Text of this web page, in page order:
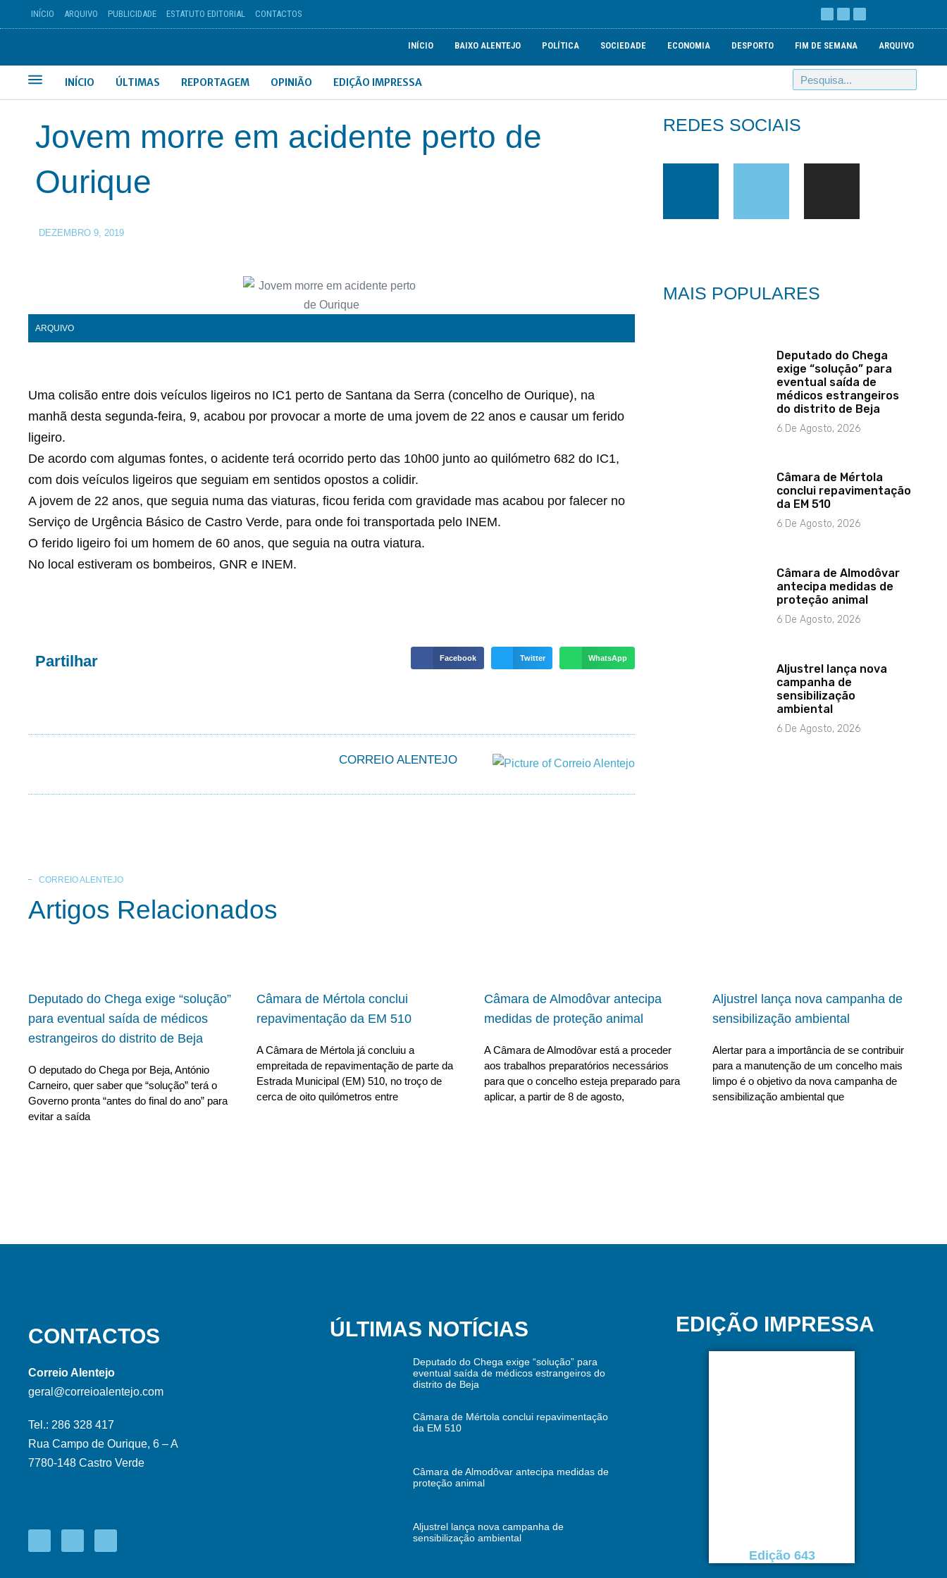
INÍCIO ARQUIVO PUBLICIDADE ESTATUTO EDITORIAL CONTACTOS
INÍCIO BAIXO ALENTEJO POLÍTICA SOCIEDADE ECONOMIA DESPORTO FIM DE SEMANA ARQUIVO
INÍCIO ÚLTIMAS REPORTAGEM OPINIÃO EDIÇÃO IMPRESSA
Jovem morre em acidente perto de
Ourique
DEZEMBRO 9, 2019
ARQUIVO
Uma colisão entre dois veículos ligeiros no IC1 perto de Santana da Serra (concelho de Ourique), na
manhã desta segunda-feira, 9, acabou por provocar a morte de uma jovem de 22 anos e causar um ferido
ligeiro.
De acordo com algumas fontes, o acidente terá ocorrido perto das 10h00 junto ao quilómetro 682 do IC1,
com dois veículos ligeiros que seguiam em sentidos opostos a colidir.
A jovem de 22 anos, que seguia numa das viaturas, ficou ferida com gravidade mas acabou por falecer no
Serviço de Urgência Básico de Castro Verde, para onde foi transportada pelo INEM.
O ferido ligeiro foi um homem de 60 anos, que seguia na outra viatura.
No local estiveram os bombeiros, GNR e INEM.
Partilhar Facebook Twitter WhatsApp
CORREIO ALENTEJO
REDES SOCIAIS
MAIS POPULARES
Deputado do Chega
exige “solução” para
eventual saída de
médicos estrangeiros
do distrito de Beja
6 De Agosto, 2026
Câmara de Mértola
conclui repavimentação
da EM 510
6 De Agosto, 2026
Câmara de Almodôvar
antecipa medidas de
proteção animal
6 De Agosto, 2026
Aljustrel lança nova
campanha de
sensibilização
ambiental
6 De Agosto, 2026
CORREIO ALENTEJO
Artigos Relacionados
Deputado do Chega exige “solução”
para eventual saída de médicos
estrangeiros do distrito de Beja
O deputado do Chega por Beja, António
Carneiro, quer saber que “solução” terá o
Governo pronta “antes do final do ano” para
evitar a saída
Câmara de Mértola conclui
repavimentação da EM 510
A Câmara de Mértola já concluiu a
empreitada de repavimentação de parte da
Estrada Municipal (EM) 510, no troço de
cerca de oito quilómetros entre
Câmara de Almodôvar antecipa
medidas de proteção animal
A Câmara de Almodôvar está a proceder
aos trabalhos preparatórios necessários
para que o concelho esteja preparado para
aplicar, a partir de 8 de agosto,
Aljustrel lança nova campanha de
sensibilização ambiental
Alertar para a importância de se contribuir
para a manutenção de um concelho mais
limpo é o objetivo da nova campanha de
sensibilização ambiental que
CONTACTOS
Correio Alentejo
geral@correioalentejo.com
Tel.: 286 328 417
Rua Campo de Ourique, 6 – A
7780-148 Castro Verde
ÚLTIMAS NOTÍCIAS
Deputado do Chega exige “solução” para
eventual saída de médicos estrangeiros do
distrito de Beja
Câmara de Mértola conclui repavimentação
da EM 510
Câmara de Almodôvar antecipa medidas de
proteção animal
Aljustrel lança nova campanha de
sensibilização ambiental
EDIÇÃO IMPRESSA
Edição 643